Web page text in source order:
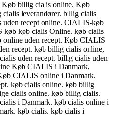
billig cialis online. Køb
leverandører. billig cialis
uden recept online. CIALIS-køb
køb cialis Online. køb cialis
online uden recept. Køb CIALIS
recept. køb billig cialis online,
uden recept. billig cialis uden
Køb CIALIS i Danmark,
CIALIS online i Danmark.
køb cialis online. køb billig
cialis online. køb billig cialis.
i Danmark. køb cialis online i
køb cialis. køb cialis i